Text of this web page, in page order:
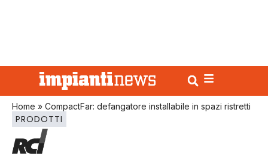
Home » CompactFar: defangatore installabile in spazi ristretti
PRODOTTI